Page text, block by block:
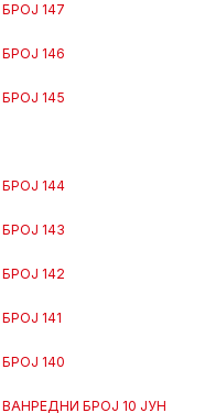
БРОЈ 147
БРОЈ 146
БРОЈ 145
БРОЈ 144
БРОЈ 143
БРОЈ 142
БРОЈ 141
БРОЈ 140
ВАНРЕДНИ БРОЈ 10 ЈУН